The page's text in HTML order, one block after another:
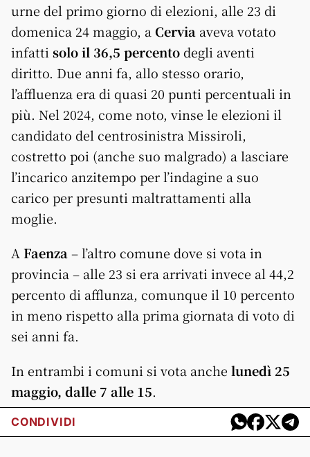
urne del primo giorno di elezioni, alle 23 di
domenica 24 maggio, a Cervia aveva votato
infatti solo il 36,5 percentodegli aventi
diritto. Due anni fa, allo stesso orario,
l’affluenza era di quasi 20 punti percentuali in
più. Nel 2024, come noto, vinse le elezioni il
candidato del centrosinistra Missiroli,
costretto poi (anche suo malgrado) a lasciare
l’incarico anzitempo per l’indagine a suo
carico per presunti maltrattamenti alla
moglie.
A Faenza – l’altro comune dove si vota in
provincia – alle 23 si era arrivati invece al 44,2
percento di afflunza, comunque il 10 percento
in meno rispetto alla prima giornata di voto di
sei anni fa.
In entrambi i comuni si vota anche lunedì 25
maggio, dalle 7 alle 15.
CONDIVIDI